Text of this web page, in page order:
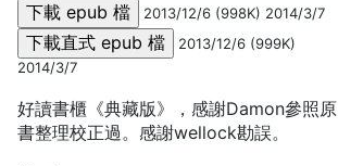
2013/12/6 (998K) 2014/3/7
2013/12/6 (999K)
2014/3/7
好讀書櫃《典藏版》，感謝Damon參照原
書整理校正過。感謝wellock勘誤。